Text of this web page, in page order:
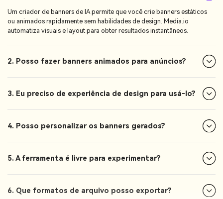
Um criador de banners de IA permite que você crie banners estáticos
ou animados rapidamente sem habilidades de design. Media.io
automatiza visuais e layout para obter resultados instantâneos.
2. Posso fazer banners animados para anúncios?
3. Eu preciso de experiência de design para usá-lo?
4. Posso personalizar os banners gerados?
5. A ferramenta é livre para experimentar?
6. Que formatos de arquivo posso exportar?